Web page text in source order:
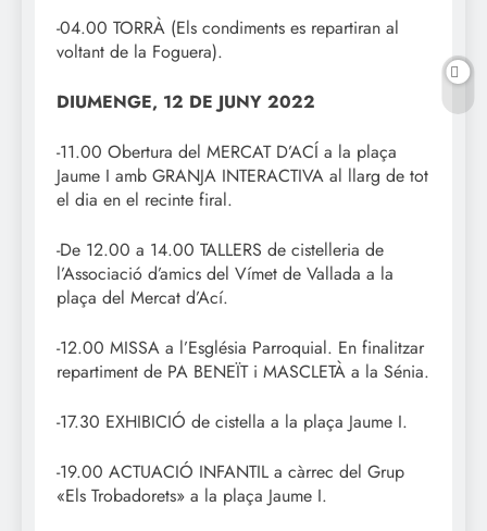
-04.00 TORRÀ (Els condiments es repartiran al
voltant de la Foguera).
DIUMENGE, 12 DE JUNY 2022
-11.00 Obertura del MERCAT D’ACÍ a la plaça
Jaume I amb GRANJA INTERACTIVA al llarg de tot
el dia en el recinte firal.
-De 12.00 a 14.00 TALLERS de cistelleria de
l’Associació d’amics del Vímet de Vallada a la
plaça del Mercat d’Ací.
-12.00 MISSA a l’Església Parroquial. En finalitzar
repartiment de PA BENEÏT i MASCLETÀ a la Sénia.
-17.30 EXHIBICIÓ de cistella a la plaça Jaume I.
-19.00 ACTUACIÓ INFANTIL a càrrec del Grup
«Els Trobadorets» a la plaça Jaume I.